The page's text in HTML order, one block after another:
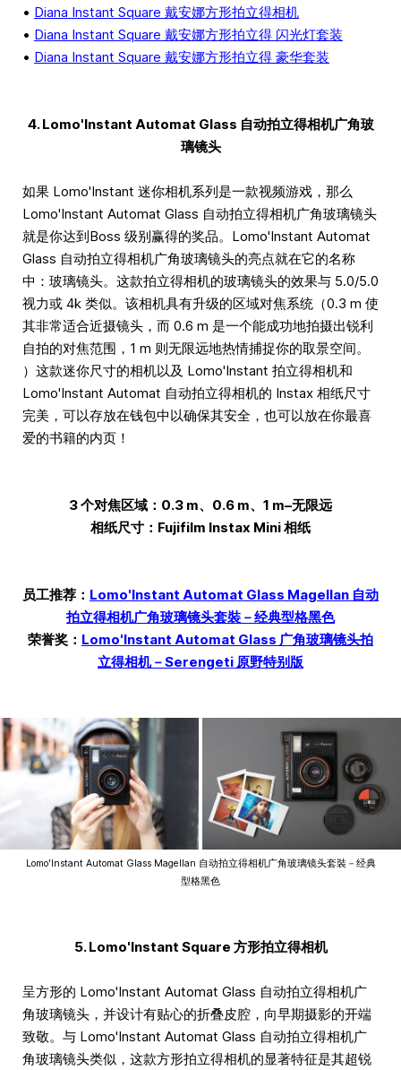
• Diana Instant Square 戴安娜方形拍立得相机
• Diana Instant Square 戴安娜方形拍立得 闪光灯套装
• Diana Instant Square 戴安娜方形拍立得 豪华套装
4. Lomo'Instant Automat Glass 自动拍立得相机广角玻
璃镜头
如果 Lomo'Instant 迷你相机系列是一款视频游戏，那么
Lomo'Instant Automat Glass 自动拍立得相机广角玻璃镜头
就是你达到Boss 级别赢得的奖品。Lomo'Instant Automat
Glass 自动拍立得相机广角玻璃镜头的亮点就在它的名称
中：玻璃镜头。这款拍立得相机的玻璃镜头的效果与 5.0/5.0
视力或 4k 类似。该相机具有升级的区域对焦系统（0.3 m 使
其非常适合近摄镜头，而 0.6 m 是一个能成功地拍摄出锐利
自拍的对焦范围，1 m 则无限远地热情捕捉你的取景空间。
）这款迷你尺寸的相机以及 Lomo'Instant 拍立得相机和
Lomo'Instant Automat 自动拍立得相机的 Instax 相纸尺寸
完美，可以存放在钱包中以确保其安全，也可以放在你最喜
爱的书籍的内页！
3 个对焦区域：0.3 m、0.6 m、1 m–无限远
相纸尺寸：Fujifilm Instax Mini 相纸
员工推荐： Lomo'Instant Automat Glass Magellan 自动
拍立得相机广角玻璃镜头套裝－经典型格黑色
荣誉奖： Lomo'Instant Automat Glass 广角玻璃镜头拍
立得相机－Serengeti 原野特别版
Lomo'Instant Automat Glass Magellan 自动拍立得相机广角玻璃镜头套裝－经典
型格黑色
5. Lomo'Instant Square 方形拍立得相机
呈方形的 Lomo'Instant Automat Glass 自动拍立得相机广
角玻璃镜头，并设计有贴心的折叠皮腔，向早期摄影的开端
致敬。与 Lomo'Instant Automat Glass 自动拍立得相机广
角玻璃镜头类似，这款方形拍立得相机的显著特征是其超锐